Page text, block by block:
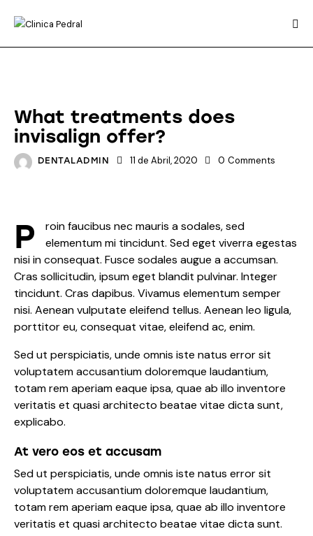
What treatments does
invisalign offer?
DENTALADMIN 11 de Abril, 2020 0 Comments
P
roin faucibus nec mauris a sodales, sed
elementum mi tincidunt. Sed eget viverra egestas
nisi in consequat. Fusce sodales augue a accumsan.
Cras sollicitudin, ipsum eget blandit pulvinar. Integer
tincidunt. Cras dapibus. Vivamus elementum semper
nisi. Aenean vulputate eleifend tellus. Aenean leo ligula,
porttitor eu, consequat vitae, eleifend ac, enim.
Sed ut perspiciatis, unde omnis iste natus error sit
voluptatem accusantium doloremque laudantium,
totam rem aperiam eaque ipsa, quae ab illo inventore
veritatis et quasi architecto beatae vitae dicta sunt,
explicabo.
At vero eos et accusam
Sed ut perspiciatis, unde omnis iste natus error sit
voluptatem accusantium doloremque laudantium,
totam rem aperiam eaque ipsa, quae ab illo inventore
veritatis et quasi architecto beatae vitae dicta sunt.